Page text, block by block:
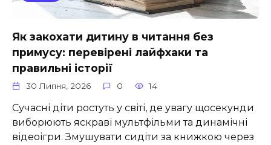
Як закохати дитину в читання без
примусу: перевірені лайфхаки та
правильні історії
30 Липня, 2026 0 14
Сучасні діти ростуть у світі, де увагу щосекунди
виборюють яскраві мультфільми та динамічні
відеоігри. Змушувати сидіти за книжкою через